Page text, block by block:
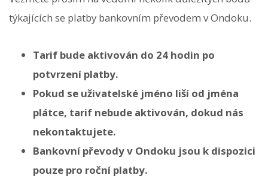
týkajících se platby bankovním převodem v Ondoku.
Tarif bude aktivován do 24 hodin po
potvrzení platby.
Pokud se uživatelské jméno liší od jména
plátce, tarif nebude aktivován, dokud nás
nekontaktujete.
Bankovní převody v Ondoku jsou k dispozici
pouze pro roční platby.